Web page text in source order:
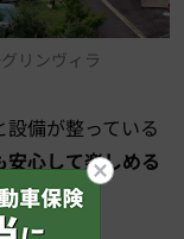
リンヴィラ
備が整っている
安心して楽しめる